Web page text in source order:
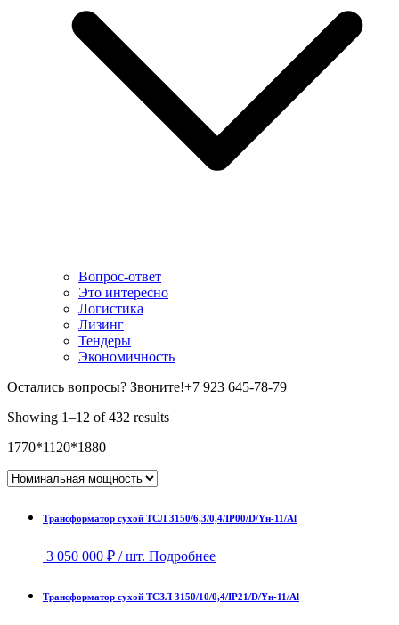
Вопрос-ответ
Это интересно
Логистика
Лизинг
Тендеры
Экономичность
Остались вопросы? Звоните!+7 923 645-78-79
Showing 1–12 of 432 results
1770*1120*1880
Трансформатор сухой ТСЛ 3150/6,3/0,4/IP00/D/Yн-11/Al
3 050 000 ₽ / шт. Подробнее
Трансформатор сухой ТСЗЛ 3150/10/0,4/IP21/D/Yн-11/Al